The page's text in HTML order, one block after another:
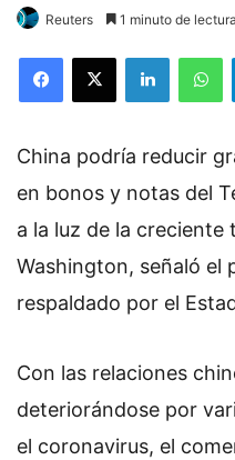
Reuters 1 minuto de lectura
China podría reducir
en bonos y notas del
a la luz de la creciente
Washington, señaló el
respaldado por el
Con las relaciones
deteriorándose por
el coronavirus, el